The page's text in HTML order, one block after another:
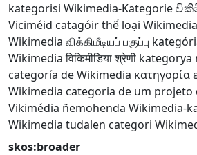
kategorisi Wikimedia-Kategorie
Viciméid catagóirthể loại Wikimedia
Wikimedia விக்கிமீடியப் பகுப்பு
Wikimedia विकिमीडिया श्रेणी kategorya
categoría de Wikimedia κατηγορία
Wikimedia categoria de um projeto
Vikimédia ñemohenda Wikimedia-
Wikimedia tudalen categori
skos:broader